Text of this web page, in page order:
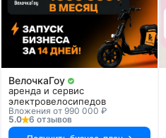
ВелочкаГоу
аренда и сервис
электровелосипедов
Вложения от 990 000 ₽
5.0
6 отзывов